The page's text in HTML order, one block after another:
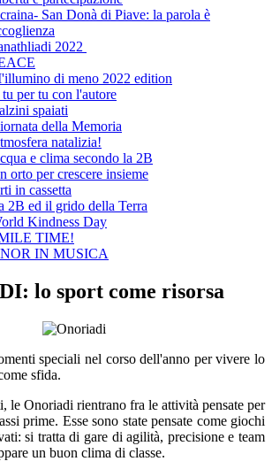
San Donà di Piave: la parola è
2022
di meno 2022 edition
per tu con l'autore
spaiati
della Memoria
natalizia!
e clima secondo la 2B
orto per crescere insieme
in cassetta
2B ed il grido della Terra
Kindness Day
TIME!
IN MUSICA
lo sport come risorsa
speciali nel corso dell'anno per vivere lo
sfida.
le Onoriadi rientrano fra le attività pensate per
prime. Esse sono state pensate come giochi
si tratta di gare di agilità, precisione e team
un buon clima di classe.